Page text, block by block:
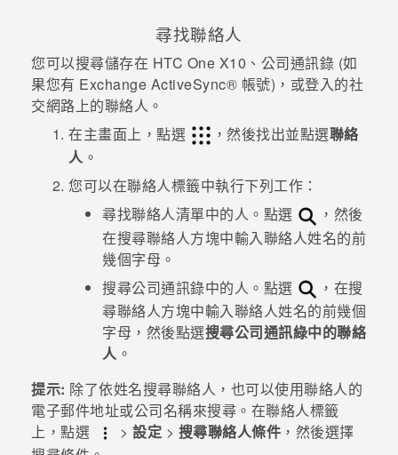
尋找聯絡人
您可以搜尋儲存在 HTC One X10 、公司通訊錄 (如
果您有 Exchange ActiveSync® 帳號)，或登入的社
交網路上的聯絡人。
在主畫面上，點選 ，然後找出並點選聯絡
人 。
您可以在聯絡人標籤中執行下列工作：
尋找聯絡人清單中的人。點選
，然後
在搜尋聯絡人方塊中輸入聯絡人姓名的前
幾個字母。
搜尋公司通訊錄中的人。點選
，在搜
尋聯絡人方塊中輸入聯絡人姓名的前幾個
字母，然後點選搜尋公司通訊綠中的聯絡
人 。
提示: 除了依姓名搜尋聯絡人，也可以使用聯絡人的
電子郵件地址或公司名稱來搜尋。在聯絡人標籤
上，點選
> 設定 > 搜尋聯絡人條件 ，然後選擇